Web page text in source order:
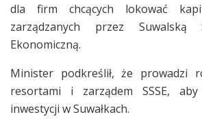
dla firm chcących lokować
zarządzanych przez Suwalską
Ekonomiczną.
Minister podkreślił, że prowadzi
resortami i zarządem SSSE,
inwestycji w Suwałkach.